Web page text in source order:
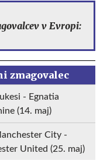
v Evropi:
zmagovalec
- Egnatia
(14. maj)
City -
United (25. maj)